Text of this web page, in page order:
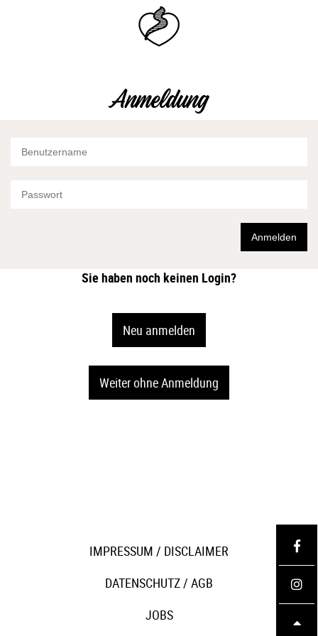
Anmeldung
Anmelden
Sie haben noch keinen Login?
Neu anmelden
Weiter ohne Anmeldung
IMPRESSUM / DISCLAIMER
DATENSCHUTZ/ AGB
JOBS